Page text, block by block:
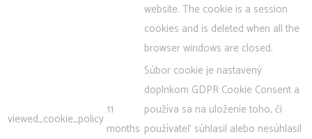
website. The cookie is a session
cookies and is deleted when all the
browser windows are closed.
viewed_cookie_policy
11
months
Súbor cookie je nastavený
doplnkom GDPR Cookie Consent a
používa sa na uloženie toho, či
používateľ súhlasil alebo nesúhlasil